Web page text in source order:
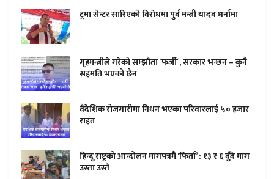
ट्रमा सेन्टर सारिएकाे विराेधमा पुर्व मन्त्री यादव धर्नामा
गृहमन्त्रीले गरेको सम्झौता `फर्जी´, सरकार भन्छन – कुनै
सहमति भएको छैन
वैदेशिक रोजगारीमा निधन भएका परिवारलाई ५० हजार
राहत
हिन्दु राष्ट्रको आन्दोलन मागपत्रमै ‘फिर्ता’ : १३ र ६ बुँदे माग
उस्ता उस्तै